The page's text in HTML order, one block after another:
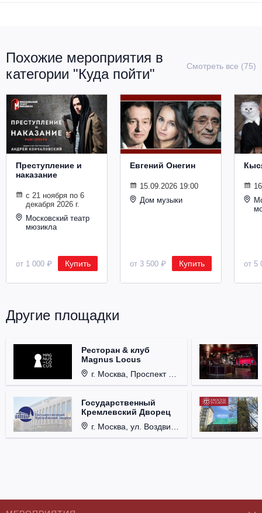
Похожие мероприятия в
категории "Куда пойти"
Смотреть все (75)
Преступление и
наказание
с 21 ноября по 6
декабря 2026 г.
Московский театр
мюзикла
от 1 000 ₽ Купить
Евгений Онегин
15.09.2026 19:00
Дом музыки
от 3 500 ₽ Купить от 5
Другие площадки
Ресторан & клуб
Magnus Locus
г. Москва, Проспект Мира, д. 12, стр. 9.
Государственный
Кремлевский Дворец
г. Москва, ул. Воздвиженка, д. 1, Кремль.